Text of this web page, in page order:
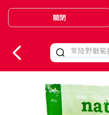
Valid Until 30 June
關閉